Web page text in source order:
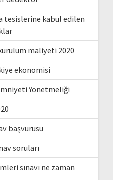
tesislerine kabul edilen
maliyeti 2020
ekonomisi
Yönetmeliği
başvurusu
soruları
sınavı ne zaman